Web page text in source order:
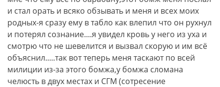
и стал орать и всяко обзывать и меня и всех моих
родных-я сразу ему в табло как влепил что он рухнул
и потерял сознание....я увидел кровь у него из уха и
смотрю что не шевелится и вызвал скорую и им всё
объяснил.....так вот теперь меня таскают по всей
милиции из-за этого бомжа,у бомжа сломана
челюсть в двух местах и СГМ (сотресение